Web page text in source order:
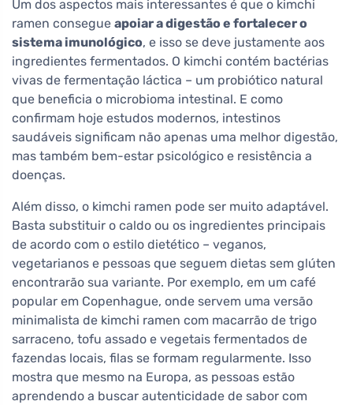
Um dos aspectos mais interessantes é que o kimchi
ramen consegue apoiar a digestão e fortalecer o
sistema imunológico, e isso se deve justamente aos
ingredientes fermentados. O kimchi contém bactérias
vivas de fermentação láctica – um probiótico natural
que beneficia o microbioma intestinal. E como
confirmam hoje estudos modernos, intestinos
saudáveis significam não apenas uma melhor digestão,
mas também bem-estar psicológico e resistência a
doenças.
Além disso, o kimchi ramen pode ser muito adaptável.
Basta substituir o caldo ou os ingredientes principais
de acordo com o estilo dietético – veganos,
vegetarianos e pessoas que seguem dietas sem glúten
encontrarão sua variante. Por exemplo, em um café
popular em Copenhague, onde servem uma versão
minimalista de kimchi ramen com macarrão de trigo
sarraceno, tofu assado e vegetais fermentados de
fazendas locais, filas se formam regularmente. Isso
mostra que mesmo na Europa, as pessoas estão
aprendendo a buscar autenticidade de sabor com